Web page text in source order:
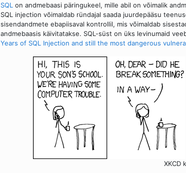
SQL on andmebaasi päringukeel, mille abil on võimalik
SQL injection võimaldab ründajal saada juurdepääsu
sisendandmete ebapiisaval kontrollil, mis võimaldab
andmebaasis käivitatakse. SQL-süst on üks levinumaid
Years of SQL Injection and still the most dangerous
XKCD